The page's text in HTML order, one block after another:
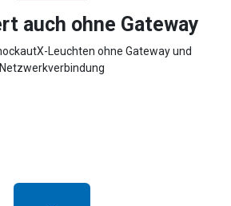
auch ohne Gateway
Leuchten ohne Gateway und
Netzwerkverbindung